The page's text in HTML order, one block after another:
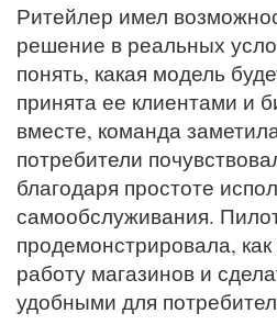
Ритейлер имел
решение в реальных
понять, какая модель
принята ее клиентами и
вместе, команда
потребители
благодаря простоте
самообслуживания.
продемонстрировала,
работу магазинов и
удобными для